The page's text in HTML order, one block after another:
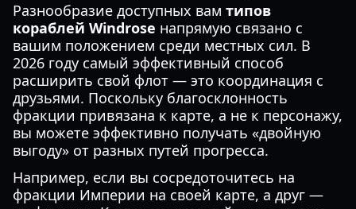
Разнообразие доступных вам типов
кораблей Windrose напрямую связано с
вашим положением среди местных сил. В
2026 году самый эффективный способ
расширить свой флот — это координация с
друзьями. Поскольку благосклонность
фракции привязана к карте, а не к персонажу,
вы можете эффективно получать «двойную
выгоду» от разных путей прогресса.
Например, если вы сосредоточитесь на
фракции Империи на своей карте, а друг —